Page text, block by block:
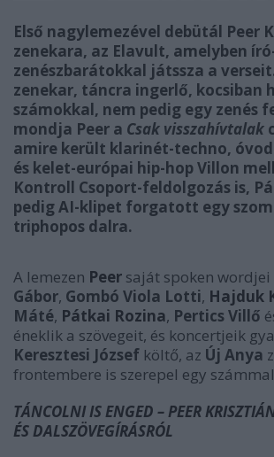
Első nagylemezével debütál Peer
zenekara, az Elavult, amelyben
zenészbarátokkal játssza a
zenekar, táncra ingerlő, kocsiban
számokkal, nem pedig egy zenés
mondja Peer a Csak visszahívtalak
amire került klarinét-techno,
és kelet-európai hip-hop Villon
Kontroll Csoport-feldolgozás is,
pedig AI-klipet forgatott egy
triphopos dalra.
A lemezen Peer saját spoken
Gábor, Gombó Viola Lotti, Hajduk
Máté, Pátkai Rozina, Pertics Villő
éneklik a szövegeit, és koncertjeik
Keresztesi József költő, az Új Anya
frontembere is szerepel egy
TÁNCOLNI IS ENGED – PEER
ÉS DALSZÖVEGÍRÁSRÓL